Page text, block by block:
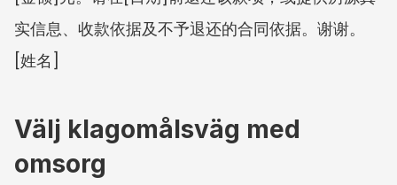
实信息、收款依据及不予退还的合同依据。谢谢。
[姓名]
Välj klagomålsväg med
omsorg